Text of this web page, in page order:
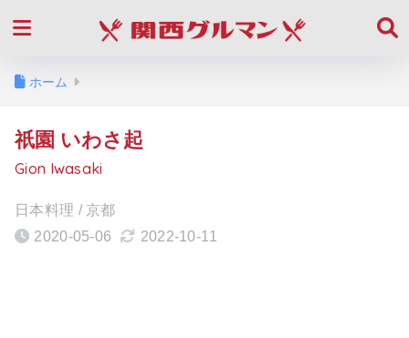
ホーム
祇園 いわさ起
Gion Iwasaki
日本料理 / 京都
2020-05-06
2022-10-11